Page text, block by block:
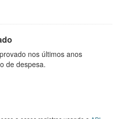
nos últimos anos
de despesa.